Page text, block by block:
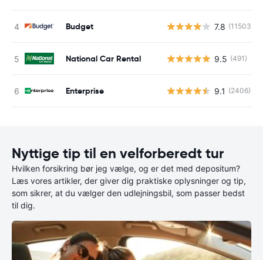
Budget 7.8 (11503)
National Car Rental 9.5 (491)
Enterprise 9.1 (2406)
Nyttige tip til en velforberedt tur
Hvilken forsikring bør jeg vælge, og er det med depositum?
Læs vores artikler, der giver dig praktiske oplysninger og tip,
som sikrer, at du vælger den udlejningsbil, som passer bedst
til dig.